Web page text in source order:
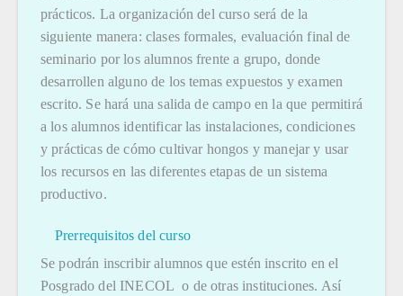
prácticos. La organización del curso será de la
siguiente manera: clases formales, evaluación final de
seminario por los alumnos frente a grupo, donde
desarrollen alguno de los temas expuestos y examen
escrito. Se hará una salida de campo en la que permitirá
a los alumnos identificar las instalaciones, condiciones
y prácticas de cómo cultivar hongos y manejar y usar
los recursos en las diferentes etapas de un sistema
productivo.
Prerrequisitos del curso
Se podrán inscribir alumnos que estén inscrito en el
Posgrado del INECOL o de otras instituciones. Así